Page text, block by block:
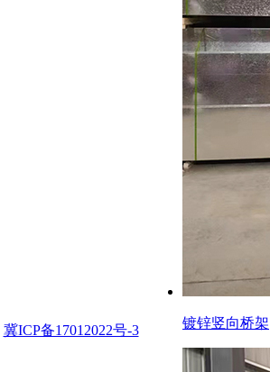
镀锌竖向桥架
冀ICP备17012022号-3